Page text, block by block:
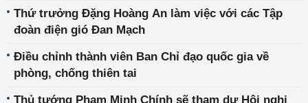
Thứ trưởng Đặng Hoàng An làm việc với các Tập
đoàn điện gió Đan Mạch
Điều chỉnh thành viên Ban Chỉ đạo quốc gia về
phòng, chống thiên tai
Thủ tướng Phạm Minh Chính sẽ tham dự Hội nghị